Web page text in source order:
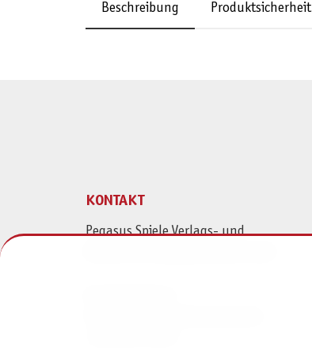
Beschreibung Produktsicherheit
KONTAKT
Pegasus Spiele Verlags- und